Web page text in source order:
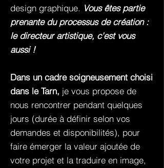
design graphique. Vous êtes partie
prenante du processus de création :
le directeur artistique, c'est vous
aussi !
Dans un cadre soigneusement choisi
dans le Tarn, je vous propose de
nous rencontrer pendant quelques
jours (durée à définir selon vos
demandes et disponibilités), pour
faire émerger la valeur ajoutée de
votre projet et la traduire en image,